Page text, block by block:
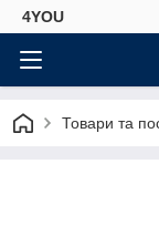
4YOU
Товари та